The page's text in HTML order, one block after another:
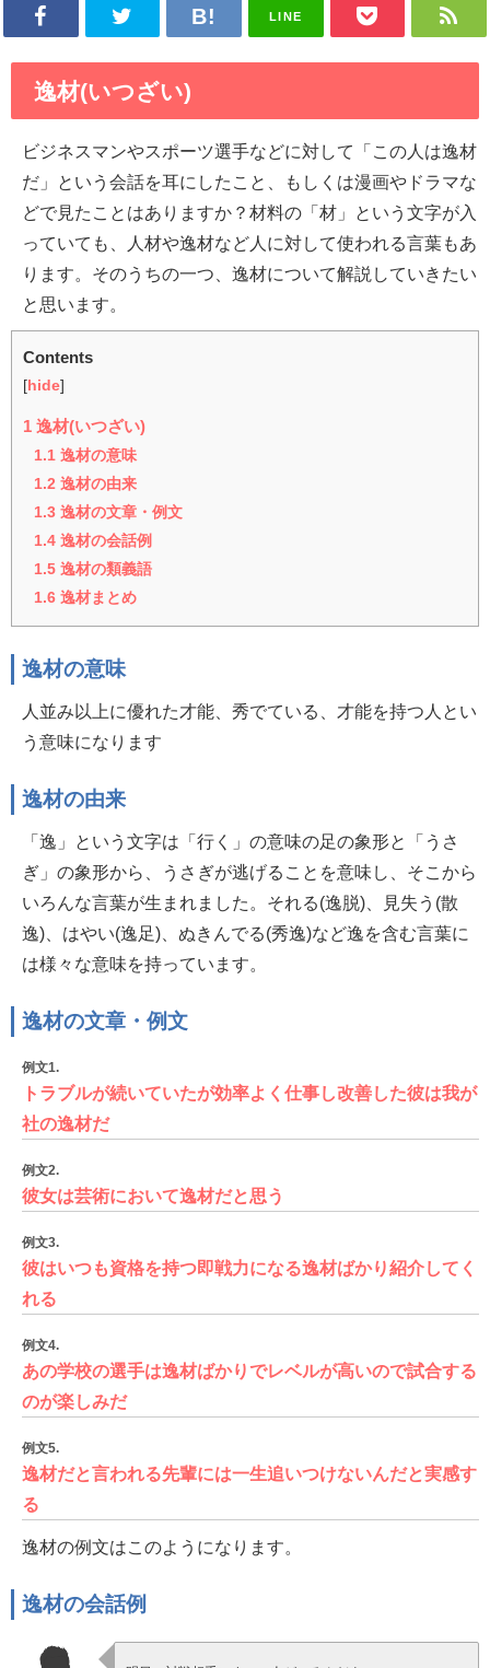
LINE
逸材(いつざい)
ビジネスマンやスポーツ選手などに対して「この人は逸材
だ」という会話を耳にしたこと、もしくは漫画やドラマな
どで見たことはありますか？材料の「材」という文字が入
っていても、人材や逸材など人に対して使われる言葉もあ
ります。そのうちの一つ、逸材について解説していきたい
と思います。
Contents
[ hide]
1 逸材(いつざい)
1.1 逸材の意味
1.2 逸材の由来
1.3 逸材の文章・例文
1.4 逸材の会話例
1.5 逸材の類義語
1.6 逸材まとめ
逸材の意味
人並み以上に優れた才能、秀でている、才能を持つ人とい
う意味になります
逸材の由来
「逸」という文字は「行く」の意味の足の象形と「うさ
ぎ」の象形から、うさぎが逃げることを意味し、そこから
いろんな言葉が生まれました。それる(逸脱)、見失う(散
逸)、はやい(逸足)、ぬきんでる(秀逸)など逸を含む言葉に
は様々な意味を持っています。
逸材の文章・例文
例文1.
トラブルが続いていたが効率よく仕事し改善した彼は我が
社の逸材だ
例文2.
彼女は芸術において逸材だと思う
例文3.
彼はいつも資格を持つ即戦力になる逸材ばかり紹介してく
れる
例文4.
あの学校の選手は逸材ばかりでレベルが高いので試合する
のが楽しみだ
例文5.
逸材だと言われる先輩には一生追いつけないんだと実感す
る
逸材の例文はこのようになります。
逸材の会話例